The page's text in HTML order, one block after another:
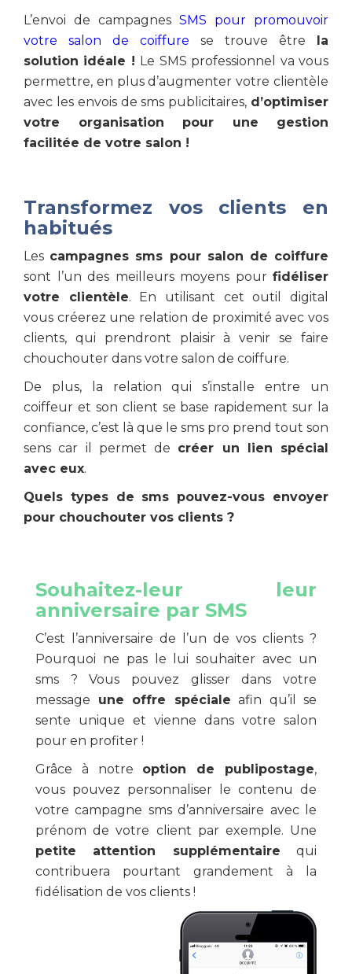
L’envoi de campagnes SMS pour promouvoir
votre salon de coiffure se trouve être la
solution idéale ! Le SMS professionnel va vous
permettre, en plus d’augmenter votre clientèle
avec les envois de sms publicitaires, d’optimiser
votre organisation pour une gestion
facilitée de votre salon !
Transformez vos clients en
habitués
Les campagnes sms pour salon de coiffure
sont l’un des meilleurs moyens pour fidéliser
votre clientèle. En utilisant cet outil digital
vous créerez une relation de proximité avec vos
clients, qui prendront plaisir à venir se faire
chouchouter dans votre salon de coiffure.
De plus, la relation qui s’installe entre un
coiffeur et son client se base rapidement sur la
confiance, c’est là que le sms pro prend tout son
sens car il permet de créer un lien spécial
avec eux.
Quels types de sms pouvez-vous envoyer
pour chouchouter vos clients ?
Souhaitez-leur leur
anniversaire par SMS
C’est l’anniversaire de l’un de vos clients ?
Pourquoi ne pas le lui souhaiter avec un
sms ? Vous pouvez glisser dans votre
message une offre spéciale afin qu’il se
sente unique et vienne dans votre salon
pour en profiter !
Grâce à notre option de publipostage,
vous pouvez personnaliser le contenu de
votre campagne sms d’anniversaire avec le
prénom de votre client par exemple. Une
petite attention supplémentaire qui
contribuera pourtant grandement à la
fidélisation de vos clients !